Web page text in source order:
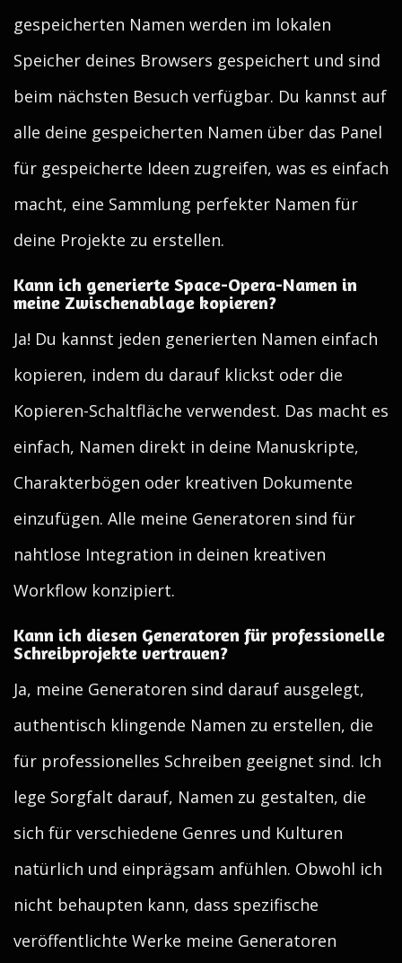
gespeicherten Namen werden im lokalen
Speicher deines Browsers gespeichert und sind
beim nächsten Besuch verfügbar. Du kannst auf
alle deine gespeicherten Namen über das Panel
für gespeicherte Ideen zugreifen, was es einfach
macht, eine Sammlung perfekter Namen für
deine Projekte zu erstellen.
Kann ich generierte Space-Opera-Namen in
meine Zwischenablage kopieren?
Ja! Du kannst jeden generierten Namen einfach
kopieren, indem du darauf klickst oder die
Kopieren-Schaltfläche verwendest. Das macht es
einfach, Namen direkt in deine Manuskripte,
Charakterbögen oder kreativen Dokumente
einzufügen. Alle meine Generatoren sind für
nahtlose Integration in deinen kreativen
Workflow konzipiert.
Kann ich diesen Generatoren für professionelle
Schreibprojekte vertrauen?
Ja, meine Generatoren sind darauf ausgelegt,
authentisch klingende Namen zu erstellen, die
für professionelles Schreiben geeignet sind. Ich
lege Sorgfalt darauf, Namen zu gestalten, die
sich für verschiedene Genres und Kulturen
natürlich und einprägsam anfühlen. Obwohl ich
nicht behaupten kann, dass spezifische
veröffentlichte Werke meine Generatoren